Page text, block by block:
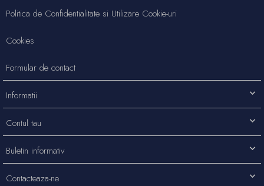
Contacteaza-ne
Politica de Confidentialitate si Utilizare Cookie-uri
Cookies
Formular de contact
Informatii
Contul tau
Buletin informativ